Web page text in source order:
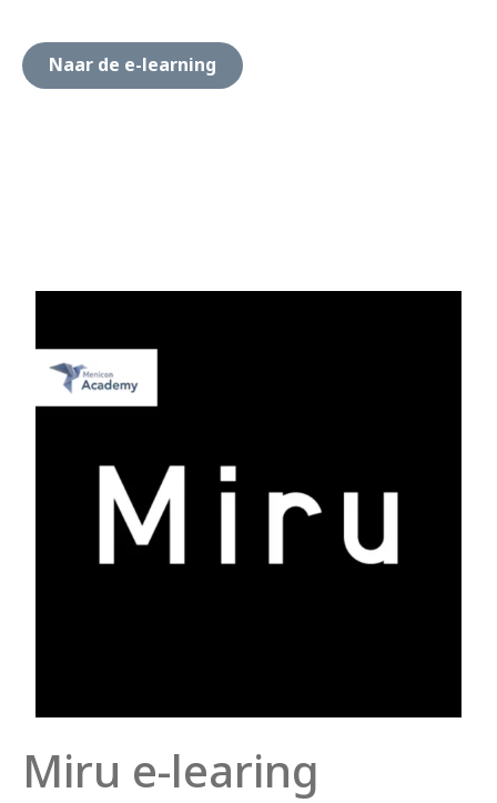
Naar de e-learning
Miru e-learing